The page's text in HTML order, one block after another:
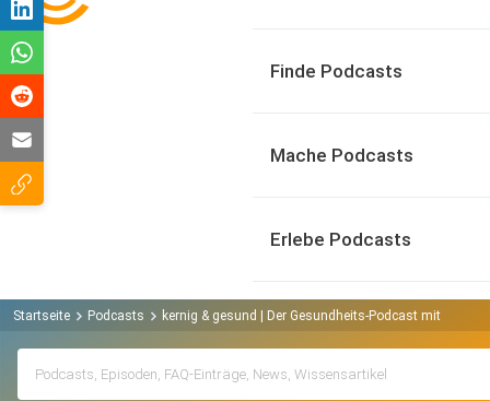
Finde Podcasts
Mache Podcasts
Erlebe Podcasts
Startseite Podcasts kernig & gesund | Der Gesundheits-Podcast mit Mario